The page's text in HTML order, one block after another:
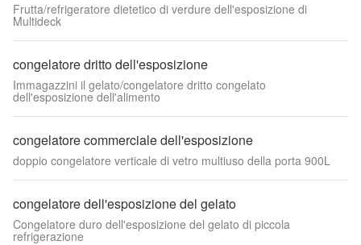
Frutta/refrigeratore dietetico di verdure dell'esposizione di
Multideck
congelatore dritto dell'esposizione
Immagazzini il gelato/congelatore dritto congelato
dell'esposizione dell'alimento
congelatore commerciale dell'esposizione
doppio congelatore verticale di vetro multiuso della porta 900L
congelatore dell'esposizione del gelato
Congelatore duro dell'esposizione del gelato di piccola
refrigerazione